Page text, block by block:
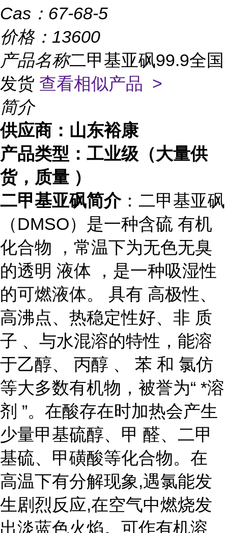
Cas： 67-68-5
价格： 13600
产品名称二甲基亚砜99.9全国
发货 查看相似产品 >
简介
供应商：山东裕康
产品类型：工业级（大量供
货，质量 ）
二甲基亚砜简介： 二甲基亚砜
（DMSO）是一种含硫 有机
化合物 ，常温下为无色无臭
的透明 液体 ，是一种吸湿性
的可燃液体。 具有 高极性、
高沸点、热稳定性好、非 质
子 、与水混溶的特性，能溶
于乙醇、 丙醇 、 苯 和 氯仿
等大多数有机物，被誉为“ *溶
剂 ”。在酸存在时加热会产生
少量甲基硫醇、甲 醛、二甲
基硫、甲磺酸等化合物。在
高温下有分解现象,遇氯能发
生剧烈反应,在空气中燃烧发
出淡蓝色火焰。可作有机溶